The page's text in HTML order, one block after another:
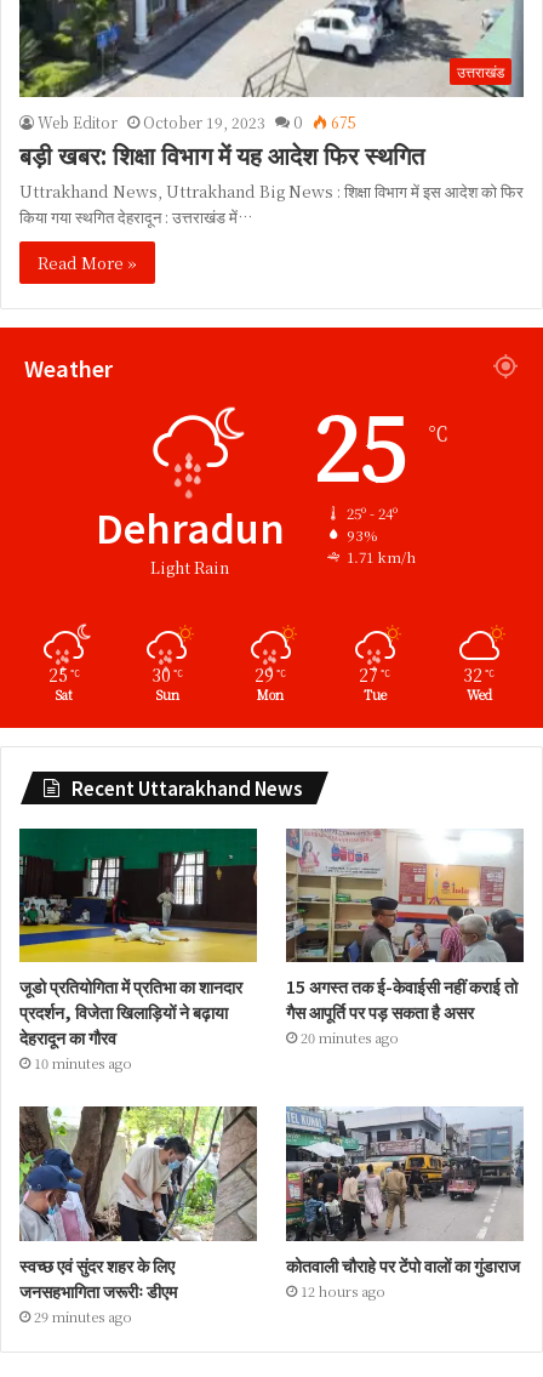
उत्तराखंड
Web Editor October 19, 2023 0 675
बड़ी खबर: शिक्षा विभाग में यह आदेश फिर स्थगित
Uttrakhand News, Uttrakhand Big News : शिक्षा विभाग में इस आदेश को फिर
किया गया स्थगित देहरादून : उत्तराखंड में…
Read More »
Weather
Dehradun
Light Rain
25 ℃
25º - 24º
93%
1.71 km/h
25 ℃
Sat
30 ℃
Sun
29 ℃
Mon
27 ℃
Tue
32 ℃
Wed
Recent Uttarakhand News
जूडो प्रतियोगिता में प्रतिभा का शानदार
प्रदर्शन, विजेता खिलाड़ियों ने बढ़ाया
देहरादून का गौरव
10 minutes ago
15 अगस्त तक ई-केवाईसी नहीं कराई तो
गैस आपूर्ति पर पड़ सकता है असर
20 minutes ago
स्वच्छ एवं सुंदर शहर के लिए
जनसहभागिता जरूरीः डीएम
29 minutes ago
कोतवाली चौराहे पर टेंपो वालों का गुंडाराज
12 hours ago